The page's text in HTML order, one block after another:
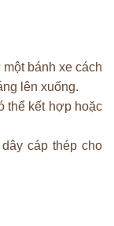
bánh xe cách
lên xuống.
thể kết hợp hoặc
cáp thép cho